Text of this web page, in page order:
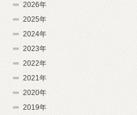
2026年
2025年
2024年
2023年
2022年
2021年
2020年
2019年